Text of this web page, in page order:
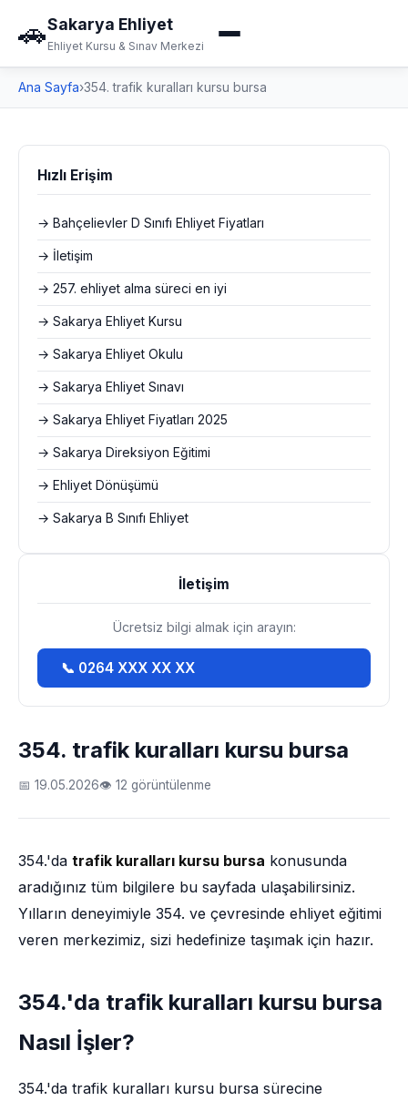
🚗Sakarya Ehliyet
Ehliyet Kursu & Sınav Merkezi
Ana Sayfa›354. trafik kuralları kursu bursa
354. trafik kuralları kursu bursa
📅 19.05.2026👁 12 görüntülenme
354.'da trafik kuralları kursu bursa konusunda
aradığınız tüm bilgilere bu sayfada ulaşabilirsiniz.
Yılların deneyimiyle 354. ve çevresinde ehliyet eğitimi
veren merkezimiz, sizi hedefinize taşımak için hazır.
354.'da trafik kuralları kursu bursa
Nasıl İşler?
354.'da trafik kuralları kursu bursa sürecine
Hızlı Erişim
→ Bahçelievler D Sınıfı Ehliyet Fiyatları
→ İletişim
→ 257. ehliyet alma süreci en iyi
→ Sakarya Ehliyet Kursu
→ Sakarya Ehliyet Okulu
→ Sakarya Ehliyet Sınavı
→ Sakarya Ehliyet Fiyatları 2025
→ Sakarya Direksiyon Eğitimi
→ Ehliyet Dönüşümü
→ Sakarya B Sınıfı Ehliyet
İletişim
Ücretsiz bilgi almak için arayın:
📞 0264 XXX XX XX